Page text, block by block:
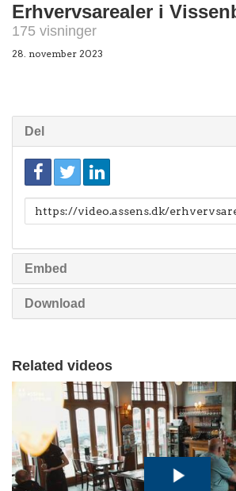
Erhvervsarealer i
175 visninger
28. november 2023
Del
Link
Embed
Download
Related videos